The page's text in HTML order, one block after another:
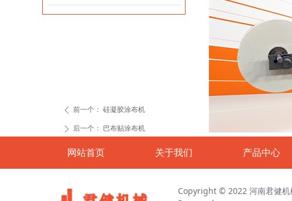
ꄴ 前一个： 硅凝胶涂布机
ꄲ 后一个： 巴布贴涂布机
网站首页 关于我们 产品中心
Copyright © 2022 河南君健